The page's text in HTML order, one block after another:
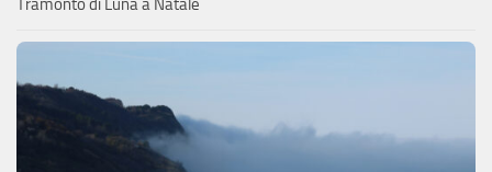
Tramonto di Luna a Natale